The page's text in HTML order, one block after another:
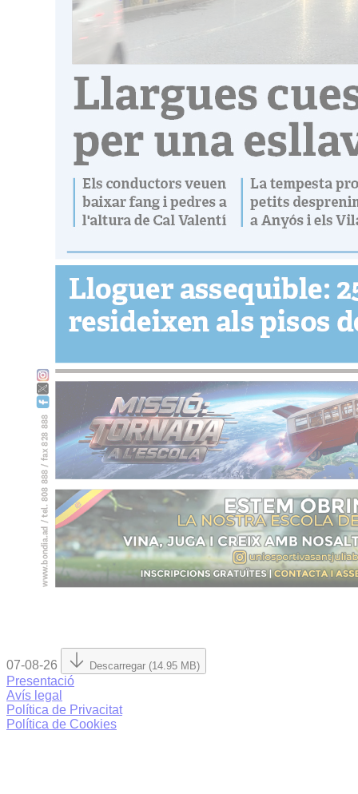
07-08-26 Descarregar (14.95 MB)
Presentació
Avís legal
Política de Privacitat
Política de Cookies